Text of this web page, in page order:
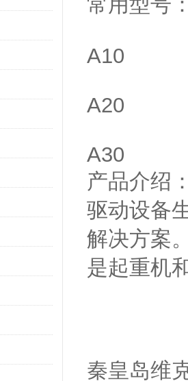
A10
A20
A30
产品介绍
驱动设备
解决方案
是起重机
秦皇岛维